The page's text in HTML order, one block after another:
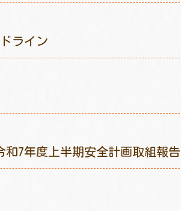
ライン
7年度上半期安全計画取組報告